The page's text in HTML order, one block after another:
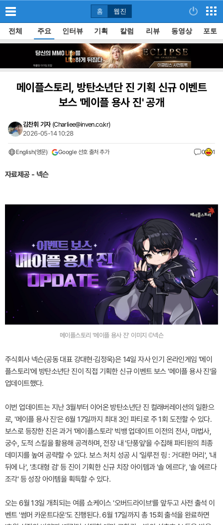
홈 웹진
전체 주요 인터뷰 기획 칼럼 리뷰 동영상 포토
메이플스토리, 방탄소년단 진 기획 신규 이벤트
보스 '메이플 용사 진' 공개
김찬휘 기자 (Charliee@inven.co.kr)
2026-05-14 10:28
English(영문) Google 선호 출처 추가 0 1
자료제공 - 넥슨
메이플스토리 '메이플 용사 진' 이미지 ©넥슨
주식회사 넥슨(공동 대표 강대현∙김정욱)은 14일 자사 인기 온라인게임 '메이
플스토리'에 방탄소년단 진이 직접 기획한 신규 이벤트 보스 '메이플 용사 진'을
업데이트했다.
이번 업데이트는 지난 3월부터 이어온 방탄소년단 진 컬래버레이션의 일환으
로, '메이플 용사 진'은 6월 17일까지 최대 3인 파티로 주 1회 도전할 수 있다.
보스로 등장한 진은 과거 '메이플스토리' 빅뱅 업데이트 이전의 전사, 마법사,
궁수, 도적 스킬을 활용해 공격하며, 전장 내 '단풍잎'을 수집해 파티원의 최종
데미지를 높여 공략할 수 있다. 보스 처치 성공 시 '일루전 링 : 거대한 머리', '내
뒤에 나', '초대형 검' 등 진이 기획한 신규 치장 아이템과 '솔 에르다', '솔 에르다
조각' 등 성장 아이템을 획득할 수 있다.
오는 6월 13일 개최되는 여름 쇼케이스 '오버드라이브'를 앞두고 사전 출석 이
벤트 '썸머 카운트다운'도 진행된다. 6월 17일까지 총 15회 출석을 완료하면